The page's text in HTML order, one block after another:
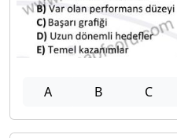
A B C